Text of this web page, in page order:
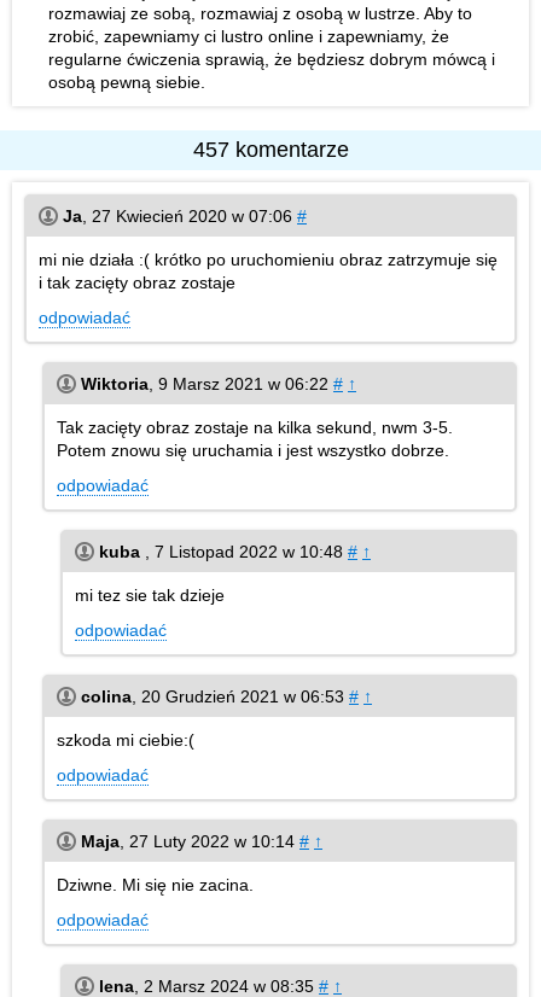
rozmawiaj ze sobą, rozmawiaj z osobą w lustrze. Aby to
zrobić, zapewniamy ci lustro online i zapewniamy, że
regularne ćwiczenia sprawią, że będziesz dobrym mówcą i
osobą pewną siebie.
457 komentarze
Ja 27 Kwiecień 2020 w 07:06 #
mi nie działa :( krótko po uruchomieniu obraz zatrzymuje się
i tak zacięty obraz zostaje
odpowiadać
Wiktoria 9 Marsz 2021 w 06:22 # ↑
Tak zacięty obraz zostaje na kilka sekund, nwm 3-5.
Potem znowu się uruchamia i jest wszystko dobrze.
odpowiadać
kuba 7 Listopad 2022 w 10:48 # ↑
mi tez sie tak dzieje
odpowiadać
colina 20 Grudzień 2021 w 06:53 # ↑
szkoda mi ciebie:(
odpowiadać
Maja 27 Luty 2022 w 10:14 # ↑
Dziwne. Mi się nie zacina.
odpowiadać
lena 2 Marsz 2024 w 08:35 # ↑